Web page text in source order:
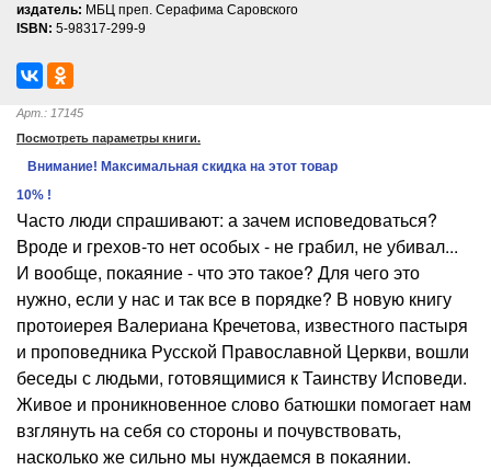
издатель: МБЦ преп. Серафима Саровского
ISBN: 5-98317-299-9
Арт.: 17145
Посмотреть параметры книги.
Внимание! Максимальная скидка на этот товар
10% !
Часто люди спрашивают: а зачем исповедоваться?
Вроде и грехов-то нет особых - не грабил, не убивал...
И вообще, покаяние - что это такое? Для чего это
нужно, если у нас и так все в порядке? В новую книгу
протоиерея Валериана Кречетова, из­вестного пастыря
и проповедника Русской Православной Церкви, вошли
беседы с людьми, готовящимися к Таинству Исповеди.
Живое и проникновенное слово батюшки помогает нам
взглянуть на себя со стороны и почувствовать,
насколько же сильно мы нуждаемся в покаянии.